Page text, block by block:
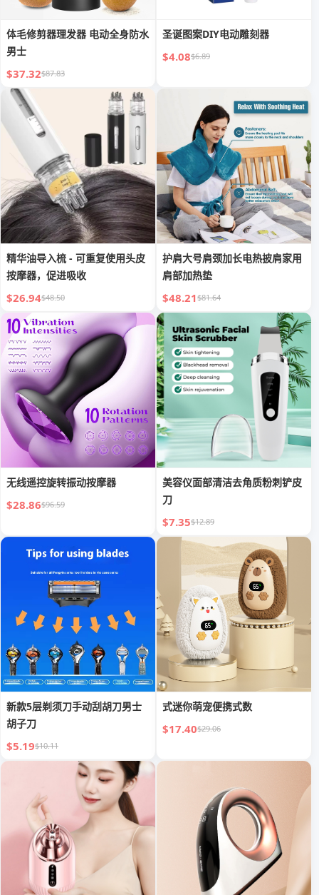
体毛修剪器理发器 电动全身防水
男士
$37.32$87.83
圣诞图案DIY电动雕刻器
$4.08$6.89
精华油导入梳 - 可重复使用头皮
按摩器，促进吸收
$26.94$48.50
护肩大号肩颈加长电热披肩家用
肩部加热垫
$48.21$81.64
无线遥控旋转振动按摩器
$28.86$96.59
美容仪面部清洁去角质粉刺铲皮
刀
$7.35$12.89
新款5层剃须刀手动刮胡刀男士
胡子刀
$5.19$10.11
式迷你萌宠便携式数
$17.40$29.06